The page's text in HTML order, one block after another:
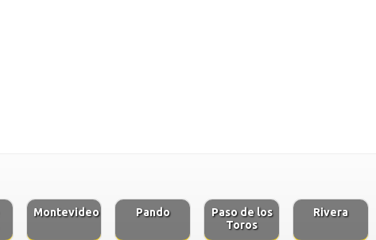
Montevideo Pando
Paso de los
Toros
Rivera